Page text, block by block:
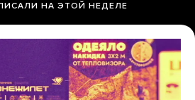
НА ЭТОЙ НЕДЕЛЕ